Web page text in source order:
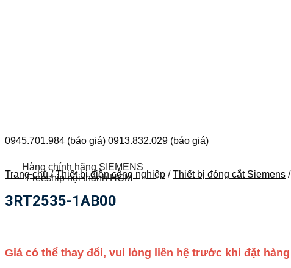
0945.701.984 (báo giá) 0913.832.029 (báo giá)
Hàng chính hãng SIEMENS
Freeship nội thành HCM
Trang chủ / Thiết bị điện công nghiệp / Thiết bị đóng cắt Siemens /
3RT2535-1AB00
Giá có thể thay đổi, vui lòng liên hệ trước khi đặt hàng